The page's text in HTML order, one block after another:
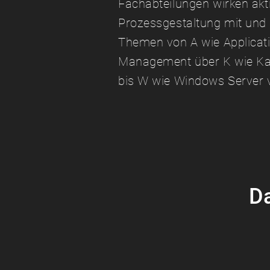
Fachabteilungen wirken
Prozessgestaltung mit und
Themen von A wie
Management über K wie
bis W wie Windows Server